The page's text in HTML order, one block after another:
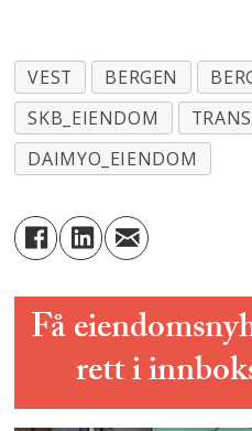
VEST BERGEN
SKB_EIENDOM
DAIMYO_EIENDOM
Få
rett i